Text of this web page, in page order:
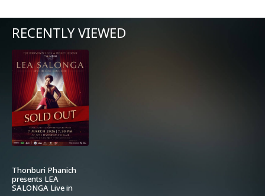
RECENTLY VIEWED
Thonburi Phanich
presents LEA
SALONGA Live in